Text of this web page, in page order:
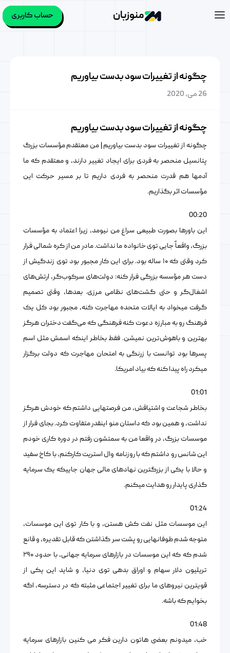
منوزبان حساب کاربری
چگونه از تغییرات سود بدست بیاوریم
26 می, 2020
چگونه از تغییرات سود بدست بیاوریم
چگونه از تغییرات سود بدست بیاوریم | من معتقدم مؤسسات بزرگ
پتانسیل منحصر به فردی برای ایجاد تغییر دارند، و معتقدم که ما
آدمها هم قدرت منحصر به فردی داریم تا بر مسیر حرکت این
مؤسسات اثر بگذاریم.
00:20
این باورها بصورت طبیعی سراغ من نیومد، زیرا اعتماد به مؤسسات
بزرگ، واقعاً جایی توی خانواده ما نداشت. مادر من از کره شمالی فرار
کرد وقتی که ۱۰ ساله بود. برای این کار مجبور بود توی زندگیش از
دست هر مؤسسه بزرگی فرار کنه: دولت‌های سرکوب‌گر، ارتش‌های
اشغال‌گر و حتی گشت‌های نظامی مرزی. بعدها، وقتی تصمیم
گرفت میخواد به ایالات متحده مهاجرت کنه، مجبور بود کل یک
فرهنگ رو به مبارزه دعوت کنه فرهنگی که می‌گفت دختران هرگز
بهترین و باهوش‌ترین نمیشن. فقط بخاطر اینکه اسمش مثل اسم
پسرها بود توانست با زرنگی به امتحان مهاجرت که دولت برگزار
میکرد راه پیدا کنه که بیاد امریکا.
01:01
بخاطر شجاعت و اشتیاقش، من فرصتهایی داشتم که خودش هرگز
نداشت، و همین بود که داستان منو اینقدر متفاوت کرد. بجای فرار از
موسسات بزرگ، در واقعا من به سمتشون رفتم در دوره کاری خودم
این شانس رو داشتم که با روزنامه وال استریت کارکنم، با کاخ سفید
و حالا با یکی از بزرگترین نهادهای مالی جهان جاییکه یک سرمایه
گذاری پایدار رو هدایت میکنم.
01:24
این موسسات مثل نفت کش هستن، و با کار توی این موسسات،
متوجه شدم طوفانهایی رو پشت سر گذاشتن که قابل تقدیره، و قانع
شدم که که این موسسات در بازارهای سرمایه جهانی، با حدود ۲۹۰
تریلیون دلار سهام و اوراق بدهی توی دنیا، و شاید این یکی از
قویترین نیروهای ما برای تغییر اجتماعی مثبته که در دسترسه، اگه
بخوایم که باشه.
01:48
خب، میدونم بعضی هاتون دارین فکر می کنین بازارهای سرمایه